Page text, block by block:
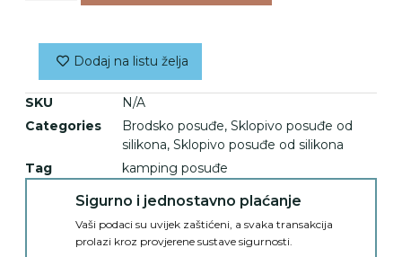
Dodaj na listu želja
SKU
N/A
Categories
Brodsko posuđe, Sklopivo posuđe od
silikona, Sklopivo posuđe od silikona
Tag
kamping posuđe
Sigurno i jednostavno plaćanje
Vaši podaci su uvijek zaštićeni, a svaka transakcija
prolazi kroz provjerene sustave sigurnosti.